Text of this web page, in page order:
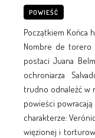
POWIEŚĆ
Początkiem Końca
Nombre de torero
postaci Juana
ochroniarza
trudno odnaleźć w
powieści
charakterze:
więzionej i